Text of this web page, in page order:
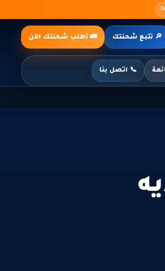
📞 اتصل بنا
🔎 تتبع شحنتك 🚛 أطلب شحنتك الآن